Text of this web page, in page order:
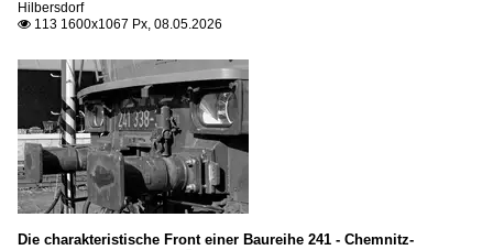
Hilbersdorf
 113 1600x1067 Px, 08.05.2026
Die charakteristische Front einer Baureihe 241 - Chemnitz-